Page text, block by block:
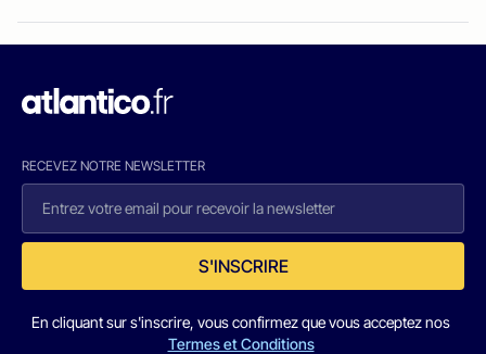
RECEVEZ NOTRE NEWSLETTER
S'INSCRIRE
En cliquant sur s'inscrire, vous confirmez que vous acceptez nos
Termes et Conditions